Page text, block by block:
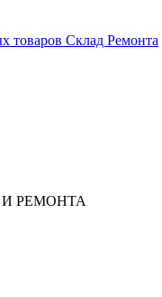
И РЕМОНТА